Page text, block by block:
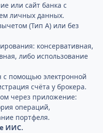
или сайт банка с
личных данных.
(Тип А) или без
консервативная,
либо использование
с помощью электронной
счёта у брокера.
через приложение:
операций,
портфеля.
ИИС.